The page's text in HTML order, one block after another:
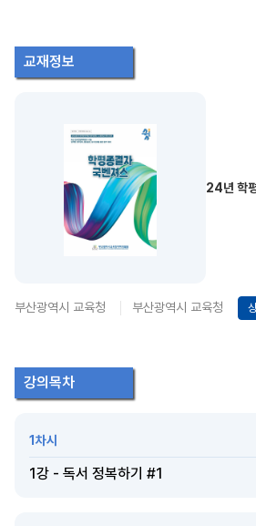
교재정보
24년 학
부산광역시 교육청 부산광역시 교육청
강의목차
1차시
1강 - 독서 정복하기 #1